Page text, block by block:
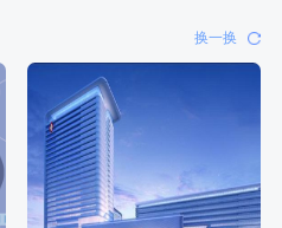
换一换